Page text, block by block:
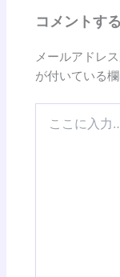
コメントする
メールアドレ
が付いている